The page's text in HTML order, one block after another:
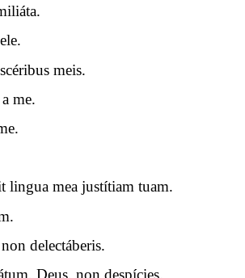
meis.
me.
lingua mea justítiam tuam.
delectáberis.
Deus, non despícies.